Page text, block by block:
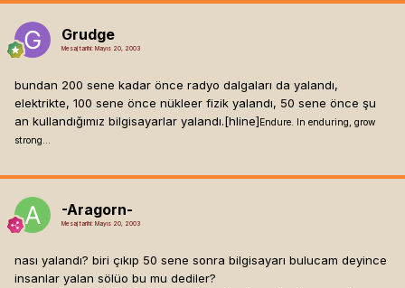
Grudge
Mesaj tarihi: Mayıs 20, 2003
bundan 200 sene kadar önce radyo dalgaları da yalandı,
elektrikte, 100 sene önce nükleer fizik yalandı, 50 sene önce şu
an kullandığımız bilgisayarlar yalandı.[hline] Endure. In enduring, grow
strong...
-Aragorn-
Mesaj tarihi: Mayıs 20, 2003
nası yalandı? biri çıkıp 50 sene sonra bilgisayarı bulucam deyince
insanlar yalan sölüo bu mu dediler?